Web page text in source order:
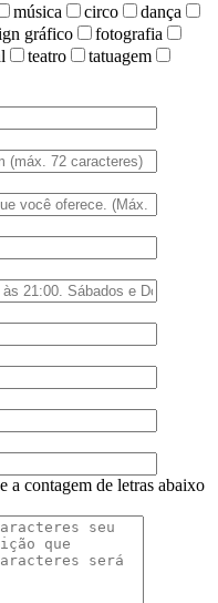
música circo
dança
gráfico
fotografia
teatro
tatuagem
a contagem de letras abaixo